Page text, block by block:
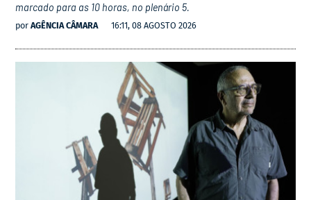
marcado para as 10 horas, no plenário 5.
por AGÊNCIA CÂMARA 16:11, 08 AGOSTO 2026